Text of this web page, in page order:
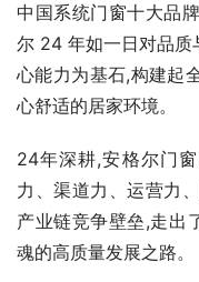
中国系统门窗十大品
尔 24 年如一日对品质
心能力为基石,构建起
心舒适的居家环境。
24年深耕,安格尔门
力、渠道力、运营力
产业链竞争壁垒,走出
魂的高质量发展之路。